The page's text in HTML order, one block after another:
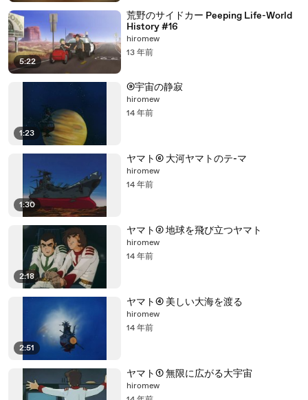
5:22
荒野のサイドカー Peeping Life-World
History #16
hiromew
13 年前
1:23
⑨宇宙の静寂
hiromew
14 年前
1:30
ヤマト⑥ 大河ヤマトのテ-マ
hiromew
14 年前
2:18
ヤマト② 地球を飛び立つヤマト
hiromew
14 年前
2:51
ヤマト④ 美しい大海を渡る
hiromew
14 年前
ヤマト① 無限に広がる大宇宙
hiromew